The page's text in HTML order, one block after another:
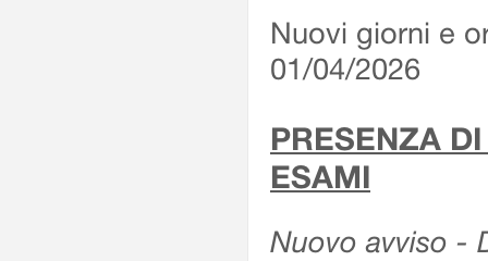
Nuovi giorni e
01/04/2026
PRESENZA
ESAMI
Nuovo avviso -